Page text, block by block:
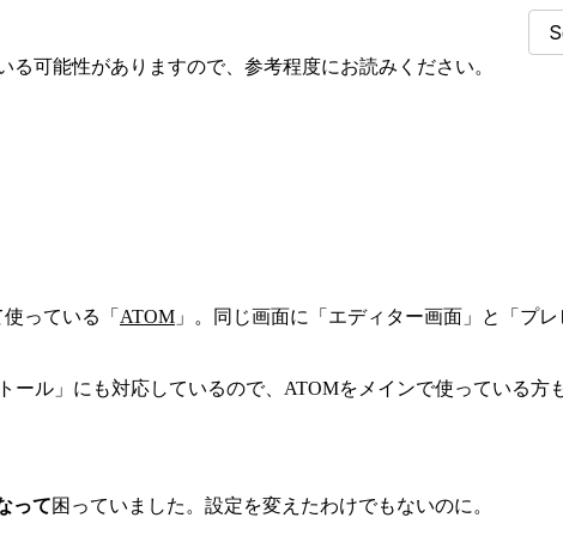
可能性がありますので、参考程度にお読みください。
っている「 ATOM 」。同じ画面に「エディター画面」と「プ
ル」にも対応しているので、ATOMをメインで使っている方
って困っていました。設定を変えたわけでもないのに。